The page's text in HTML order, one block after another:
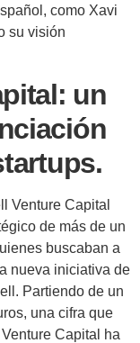
como Xavi
su visión
un
Venture Capital
de más de un
buscaban a
nueva iniciativa de
Partiendo de un
una cifra que
Capital ha